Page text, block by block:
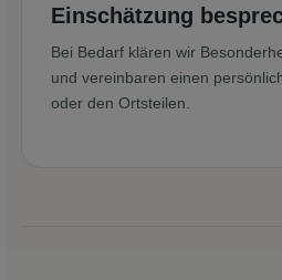
Einschätzung
Bei Bedarf klären wir
und vereinbaren einen
oder den Ortsteilen.